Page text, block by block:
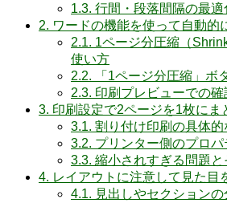
1.3. 行間・段落間隔の最適
2. ワードの機能を使って自動的
2.1. 1ページ分圧縮（
使い方
2.2. 「1ページ分圧縮」ボ
2.3. 印刷プレビューでの
3. 印刷設定で2ページを1枚にま
3.1. 割り付け印刷の具体的
3.2. プリンター側のプロ
3.3. 縮小されすぎる問題
4. レイアウトに注意して見た目
4.1. 見出しやセクション